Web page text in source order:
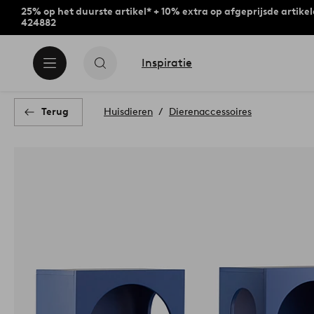
25% op het duurste artikel* + 10% extra op afgeprijsde
424882
Inspiratie
Terug Huisdieren Dierenaccessoires